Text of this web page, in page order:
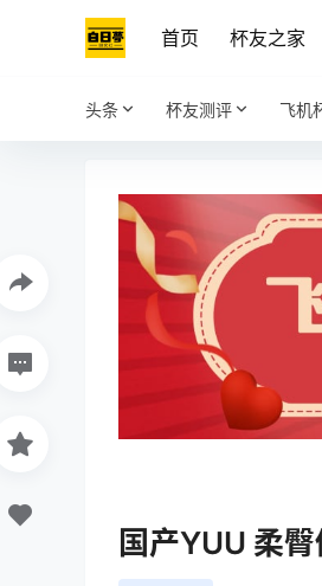
首页 杯友之家
头条 杯友测评 飞机
国产YUU 柔